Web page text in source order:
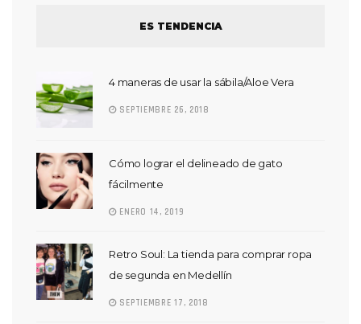
ES TENDENCIA
4 maneras de usar la sábila/Aloe Vera
SEPTIEMBRE 26, 2018
Cómo lograr el delineado de gato
fácilmente
ENERO 14, 2019
Retro Soul: La tienda para comprar ropa
de segunda en Medellín
SEPTIEMBRE 17, 2018